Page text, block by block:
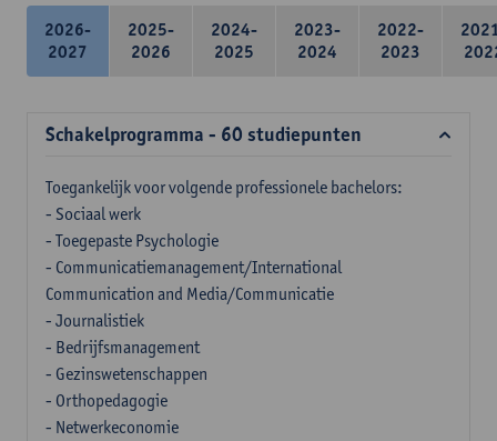
2026-
2027
2025-
2026
2024-
2025
2023-
2024
2022-
2023
Schakelprogramma - 60 studiepunten
Toegankelijk voor volgende professionele bachelors:
- Sociaal werk
- Toegepaste Psychologie
- Communicatiemanagement/International
Communication and Media/Communicatie
- Journalistiek
- Bedrijfsmanagement
- Gezinswetenschappen
- Orthopedagogie
- Netwerkeconomie